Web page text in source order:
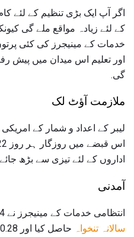
اگر آپ ایک بڑی تنظیم کے لئے
کے لئے زیادہ مواقع ملے گی
خدمات کے مینیجرز کی کئی
اور تعلیم اس میدان میں پیش
گی.
ملازمت آؤٹ لک
لیبر کے اعداد و شمار کے
اداروں کے لئے تیزی سے بڑھ
آمدنی
انتظامی خدمات کے مینیجرز نے 2014 میں $ 83،790 ڈالر کا مدعا
سالانہ تنخواہ